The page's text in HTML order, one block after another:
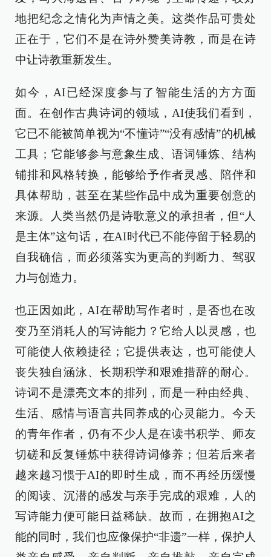
地把纪念之情化为声情之美。这类作品可贵处
正在于，它们不是在诗外赞美诗教，而是在诗
中让诗教重新发生。
如今，AI已经深度参与了智能生活的方方面
面。在创作古典诗词的领域，AI使我们看到，
它已不能被简单视为“不懂诗”“没有感情”的机械
工具；它能够参与意象生成、语词锤炼、结构
铺排和风格转换，能够给予作者灵感、陪伴和
具体帮助，甚至在某些作品中成为重要创意的
来源。人类当然仍是诗歌意义的承担者，但“人
是主体”这句话，在AI时代已不能停留于轻易的
自我确信，而必须落实为更高的判断力、驾驭
力与创造力。
也正因如此，AI在帮助写作者时，是否也在改
变乃至消耗人的写诗能力？它给人以灵感，也
可能使人依赖捷径；它提供表达，也可能使人
丧失独自涵泳、长期积学和艰难措辞的耐心。
诗词不是漂亮文本的排列，而是一种由经典、
生活、感情与语言共同养成的心灵能力。今天
的青年作者，仍有不少人是在读书积学、师友
切磋和反复锤炼中获得诗词修养；但若后来者
越来越习惯于AI的即时生成，而不再经历缓慢
的阅读、沉潜的感发与亲手完成的艰难，人的
写诗能力便可能日益稀缺。故而，在拥抱AI之
能的同时，我们也应像保护“非遗”一样，保护人